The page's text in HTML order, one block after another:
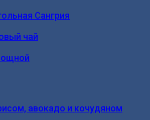
Сангрия
чай
авокадо и кочудяном